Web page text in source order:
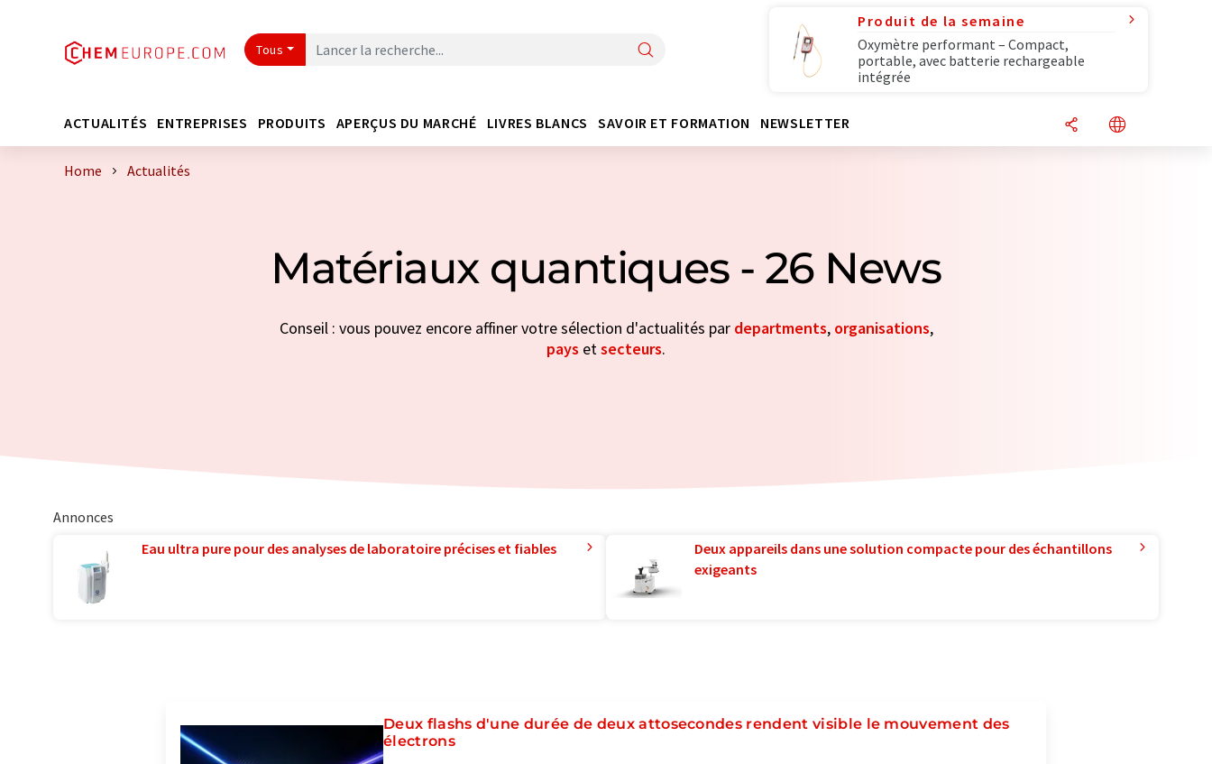
Tous
Produit de la semaine
Oxymètre performant – Compact,
portable, avec batterie rechargeable
intégrée
ACTUALITÉS ENTREPRISES PRODUITS APERÇUS DU MARCHÉ LIVRES BLANCS SAVOIR ET FORMATION NEWSLETTER
Home Actualités
Matériaux quantiques - 26 News
Conseil : vous pouvez encore affiner votre sélection d'actualités par departments, organisations,
pays etsecteurs.
Annonces
Eau ultra pure pour des analyses de laboratoire précises et fiables
Deux appareils dans une solution compacte pour des échantillons
exigeants
Deux flashs d'une durée de deux attosecondes rendent visible le mouvement des
électrons